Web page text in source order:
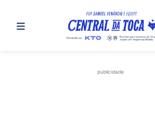
publicidade